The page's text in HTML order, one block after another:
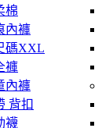
棉
內褲
碼XXL
褲
內褲
背扣
襪